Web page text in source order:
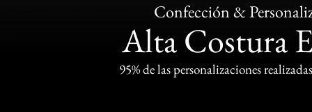
Confección &
Alta Costura
95% de las personalizaciones